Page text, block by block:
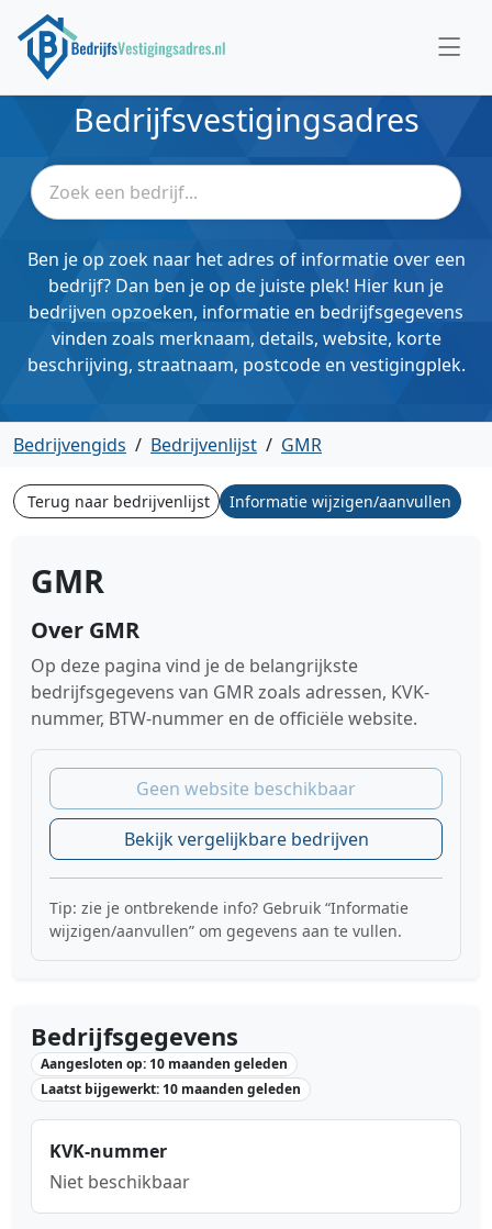
Bedrijfsvestigingsadres
Ben je op zoek naar het adres of informatie over een
bedrijf? Dan ben je op de juiste plek! Hier kun je
bedrijven opzoeken, informatie en bedrijfsgegevens
vinden zoals merknaam, details, website, korte
beschrijving, straatnaam, postcode en vestigingplek.
Bedrijvengids / Bedrijvenlijst / GMR
Terug naar bedrijvenlijst Informatie wijzigen/aanvullen
GMR
Over GMR
Op deze pagina vind je de belangrijkste
bedrijfsgegevens van GMR zoals adressen, KVK-
nummer, BTW-nummer en de officiële website.
Geen website beschikbaar
Bekijk vergelijkbare bedrijven
Tip: zie je ontbrekende info? Gebruik “Informatie
wijzigen/aanvullen” om gegevens aan te vullen.
Bedrijfsgegevens
Aangesloten op: 10 maanden geleden
Laatst bijgewerkt: 10 maanden geleden
KVK-nummer
Niet beschikbaar